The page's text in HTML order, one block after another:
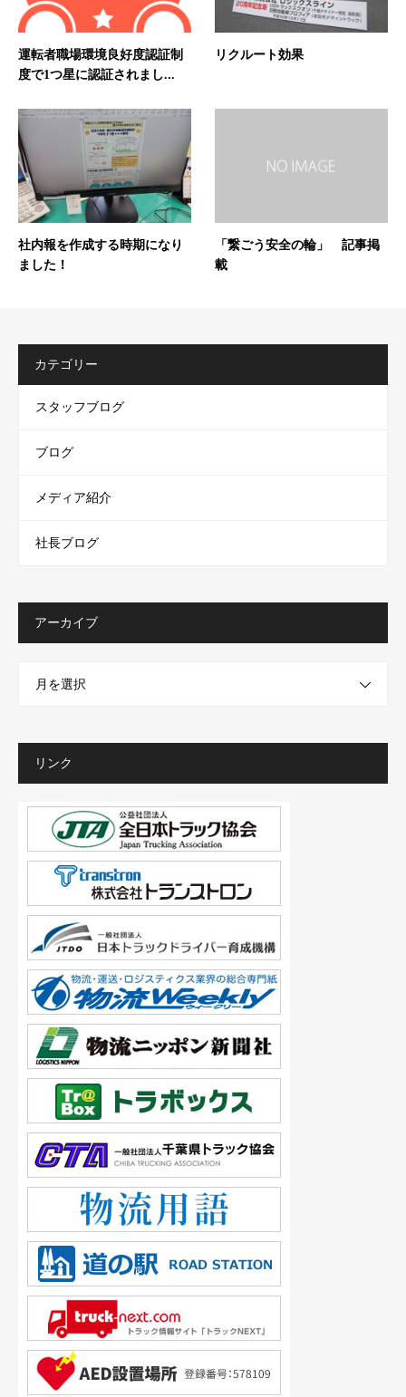
運転者職場環境良好度認証制
度で1つ星に認証されまし...
リクルート効果
社内報を作成する時期になり
ました！
「繋ごう安全の輪」 記事掲
載
カテゴリー
スタッフブログ
ブログ
メディア紹介
社長ブログ
アーカイブ
月を選択
リンク